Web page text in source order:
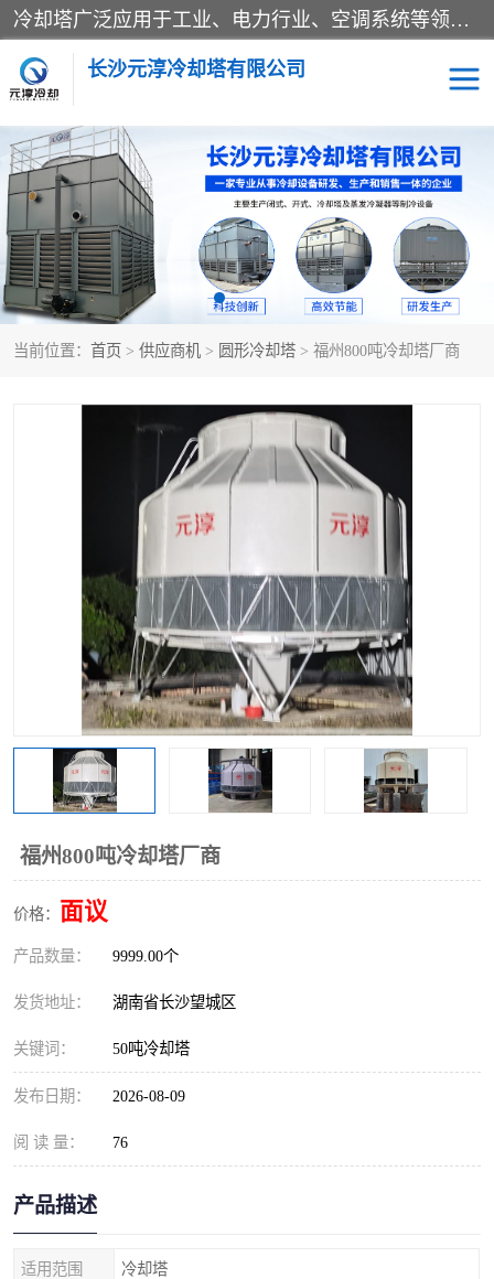
冷却塔广泛应用于工业、电力行业、空调系统等领域。在电力行业中，用于冷却发电机组的循环水；在工业生产中，如化工、冶金等行业，可降低生产过程中产生的热量；在空调系统中，为空调设备提供冷却水源
长沙元淳冷却塔有限公司
当前位置： 首页 > 供应商机 > 圆形冷却塔 > 福州800吨冷却塔厂商
福州800吨冷却塔厂商
价格： 面议
产品数量： 9999.00个
发货地址： 湖南省长沙望城区
关键词： 50吨冷却塔
发布日期： 2026-08-09
阅 读 量： 76
产品描述
适用范围 冷却塔
方形开式冷却塔 圆形冷却塔
闭式冷却塔 水箱
电控箱 水泵
板式换热器